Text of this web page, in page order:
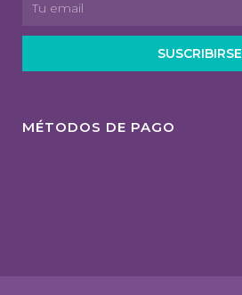
SUSCRIBIRSE
MÉTODOS DE PAGO